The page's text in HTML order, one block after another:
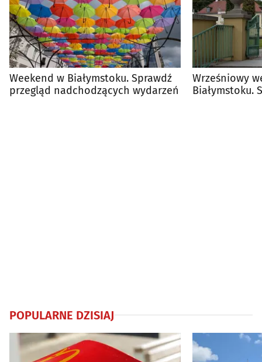
Weekend w Białymstoku. Sprawdź
przegląd nadchodzących wydarzeń
Wrześniowy
Białymstoku.
POPULARNE DZISIAJ